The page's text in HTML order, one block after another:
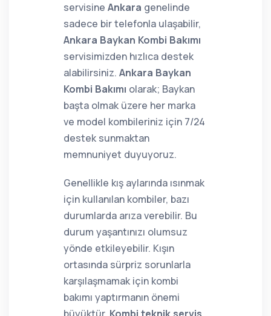
servisine Ankara genelinde
sadece bir telefonla ulaşabilir,
Ankara Baykan Kombi Bakımı
servisimizden hızlıca destek
alabilirsiniz. Ankara Baykan
Kombi Bakımı olarak; Baykan
başta olmak üzere her marka
ve model kombileriniz için 7/24
destek sunmaktan
memnuniyet duyuyoruz.
Genellikle kış aylarında ısınmak
için kullanılan kombiler, bazı
durumlarda arıza verebilir. Bu
durum yaşantınızı olumsuz
yönde etkileyebilir. Kışın
ortasında sürpriz sorunlarla
karşılaşmamak için kombi
bakımı yaptırmanın önemi